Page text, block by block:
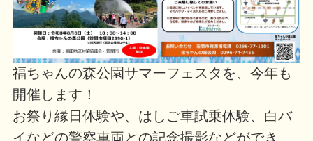
福ちゃんの森公園サマーフェスタを、今年も
開催します！
お祭り縁日体験や、はしご車試乗体験、白バ
イなどの警察車両との記念撮影などができ